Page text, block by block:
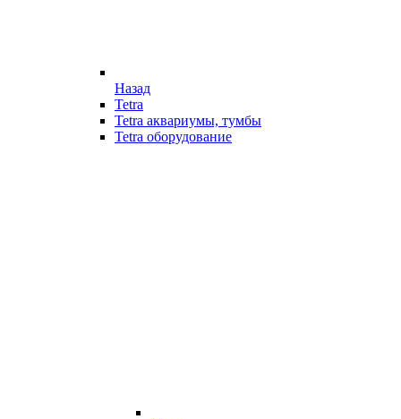
Назад
Tetra
Tetra аквариумы, тумбы
Tetra оборудование